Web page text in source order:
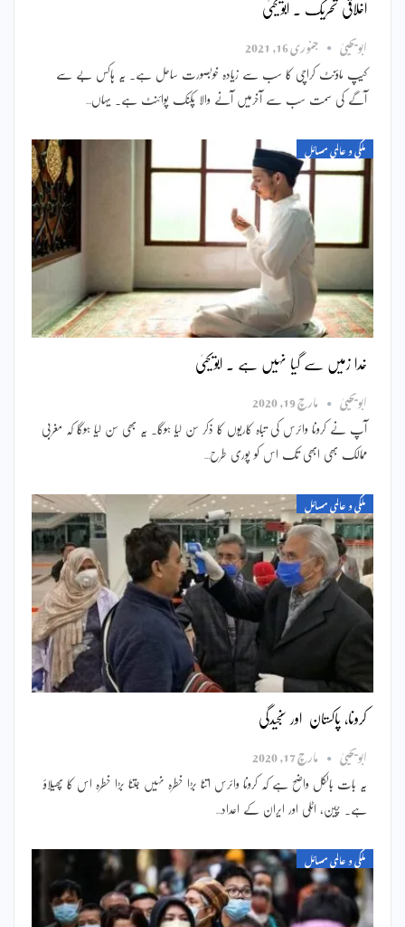
اخلاقی تحریک ۔ ابویحییٰ
ابویحییٰ جنوری 16, 2021
کیپ ماؤنٹ کراچی کا سب سے زیادہ خوبصورت ساحل ہے۔ یہ ہاکس بے سے
آگے کی سمت سب سے آخرمیں آنے والا پکنک پوائنٹ ہے۔ یہاں…
ملکی و عالمی مسائل
خدا زمیں سے گیا نہیں ہے ۔ ابویحییٰ
ابویحییٰ مارچ 19, 2020
آپ نے کرونا وائرس کی تباہ کاریوں کا ذکر سن لیا ہوگا۔ یہ بھی سن لیا ہوگا کہ مغربی
ممالک بھی ابھی تک اس کو پوری طرح…
ملکی و عالمی مسائل
کرونا، پاکستان اور سنجیدگی
ابویحییٰ مارچ 17, 2020
یہ بات بالکل واضح ہے کہ کرونا وائرس اتنا بڑا خطرہ نہیں جتنا بڑا خطرہ اس کا پھیلاؤ
ہے۔ چین، اٹلی اور ایران کے اعداد…
ملکی و عالمی مسائل